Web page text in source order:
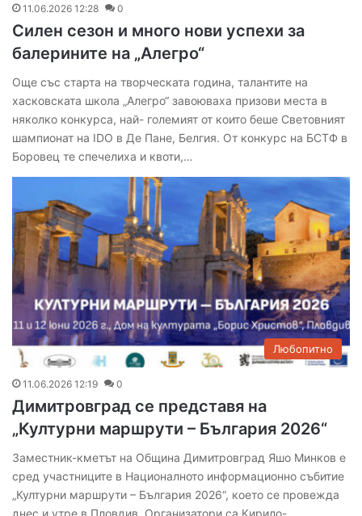
11.06.2026 12:28 0
Силен сезон и много нови успехи за
балерините на „Алегро“
Още със старта на творческата година, талантите на
хасковската школа „Алегро“ завоюваха призови места в
няколко конкурса, най- големият от които беше Световният
шампионат на IDO в Де Пане, Белгия. От конкурс на БСТФ в
Боровец те спечелиха и квоти,…
Любопитно
11.06.2026 12:19 0
Димитровград се представя на
„Културни маршрути – България 2026“
Заместник-кметът на Община Димитровград Яшо Минков е
сред участниците в Националното информационно събитие
„Културни маршрути – България 2026“, което се провежда
днес и утре в Пловдив. Организатори са Кирило-